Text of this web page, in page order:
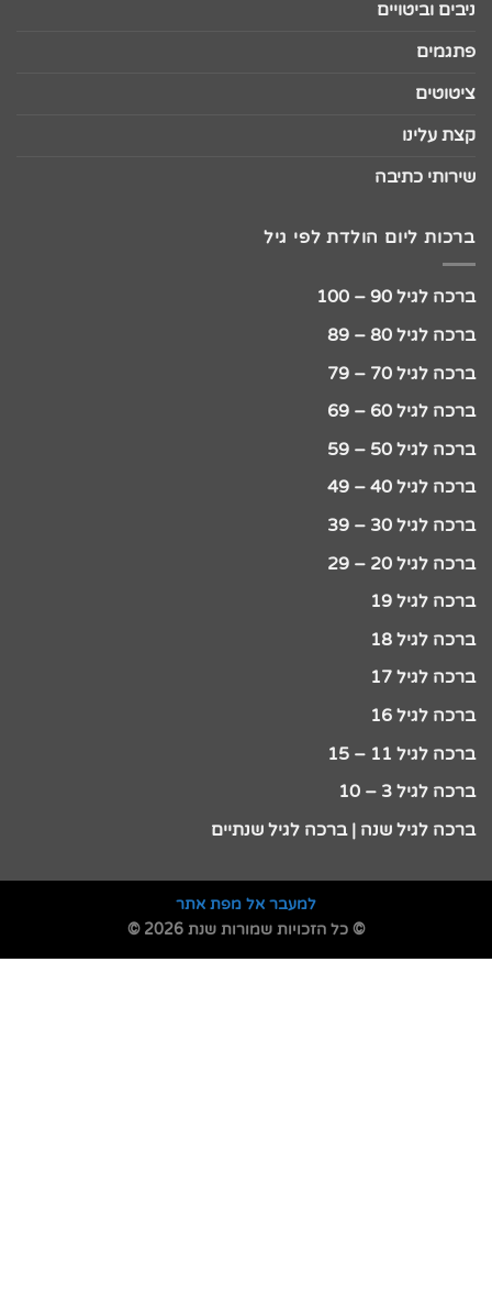
ניבים וביטויים
פתגמים
ציטוטים
קצת עלינו
שירותי כתיבה
ברכות ליום הולדת לפי גיל
ברכה לגיל 90 – 100
ברכה לגיל 80 – 89
ברכה לגיל 70 – 79
ברכה לגיל 60 – 69
ברכה לגיל 50 – 59
ברכה לגיל 40 – 49
ברכה לגיל 30 – 39
ברכה לגיל 20 – 29
ברכה לגיל 19
ברכה לגיל 18
ברכה לגיל 17
ברכה לגיל 16
ברכה לגיל 11 – 15
ברכה לגיל 3 – 10
ברכה לגיל שנה | ברכה לגיל שנתיים
למעבר אל מפת אתר
© כל הזכויות שמורות שנת 2026 ©